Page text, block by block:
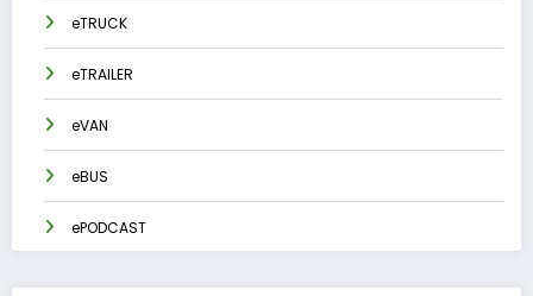
eTRUCK
eTRAILER
eVAN
eBUS
ePODCAST